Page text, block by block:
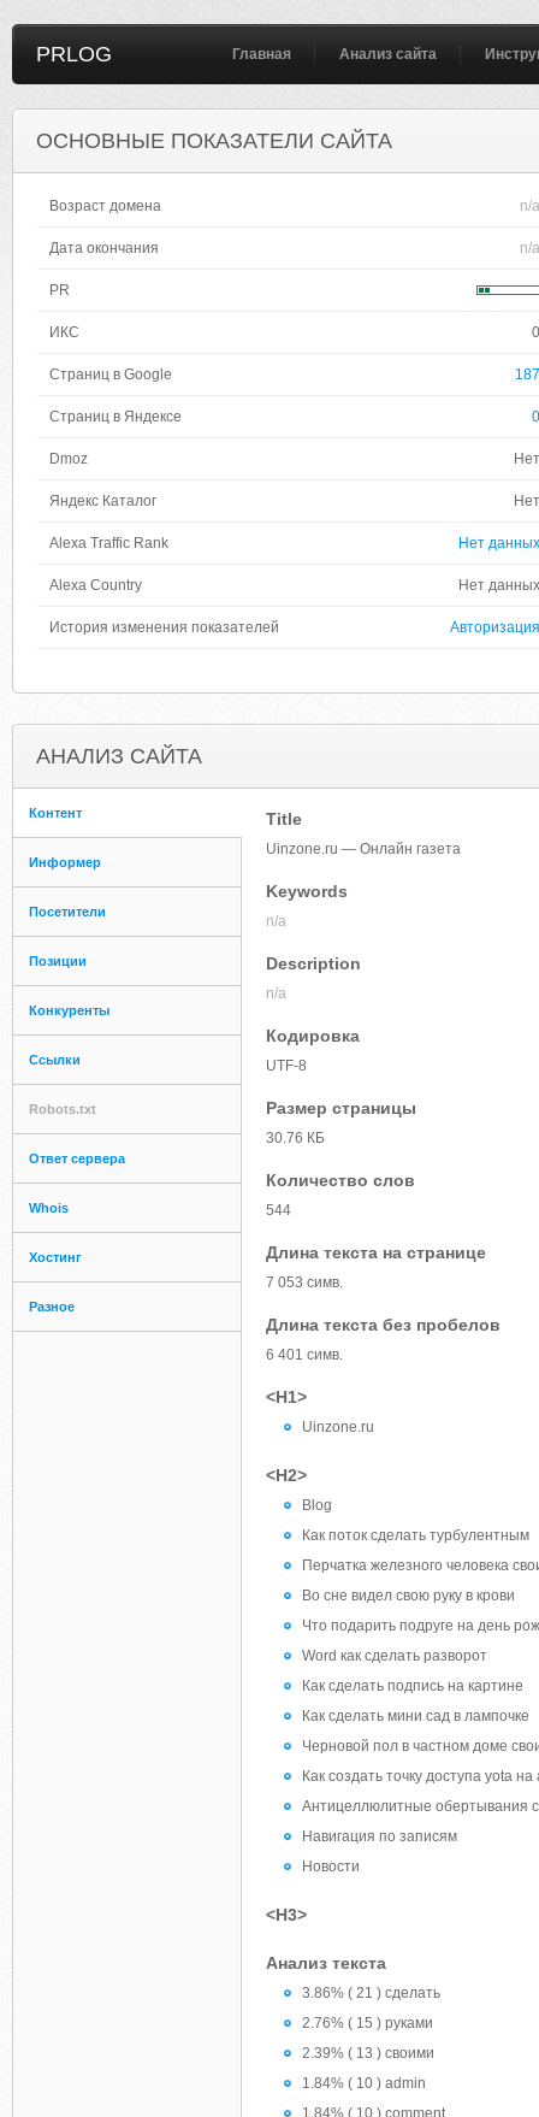
PRLOG Главная Анализ сайта
ОСНОВНЫЕ ПОКАЗАТЕЛИ САЙТА
Возраст домена n/a
Дата окончания n/a
PR
ИКС 0
Страниц в Google 187
Страниц в Яндексе 0
Dmoz Нет
Яндекс Каталог Нет
Alexa Traffic Rank Нет данных
Alexa Country Нет данных
История изменения показателей Авторизация
АНАЛИЗ САЙТА
Контент
Информер
Посетители
Позиции
Конкуренты
Ссылки
Robots.txt
Ответ сервера
Whois
Хостинг
Разное
Title
Uinzone.ru — Онлайн газета
Keywords
n/a
Description
n/a
Кодировка
UTF-8
Размер страницы
30.76 КБ
Количество слов
544
Длина текста на странице
7 053 симв.
Длина текста без пробелов
6 401 симв.
<H1>
Uinzone.ru
<H2>
Blog
Как поток сделать турбулентным
Перчатка железного человека
Во сне видел свою руку в крови
Что подарить подруге на день
Word как сделать разворот
Как сделать подпись на картине
Как сделать мини сад в лампочке
Черновой пол в частном доме
Как создать точку доступа yota
Антицеллюлитные обертывания
Навигация по записям
Новости
<H3>
Анализ текста
3.86% ( 21 ) сделать
2.76% ( 15 ) руками
2.39% ( 13 ) своими
1.84% ( 10 ) admin
1.84% ( 10 ) comment